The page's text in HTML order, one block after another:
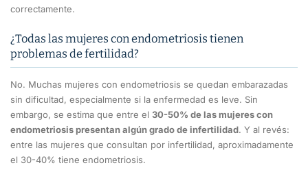
correctamente.
¿Todas las mujeres con endometriosis tienen
problemas de fertilidad?
No. Muchas mujeres con endometriosis se quedan embarazadas
sin dificultad, especialmente si la enfermedad es leve. Sin
embargo, se estima que entre el 30-50% de las mujeres con
endometriosis presentan algún grado de infertilidad. Y al revés:
entre las mujeres que consultan por infertilidad, aproximadamente
el 30-40% tiene endometriosis.